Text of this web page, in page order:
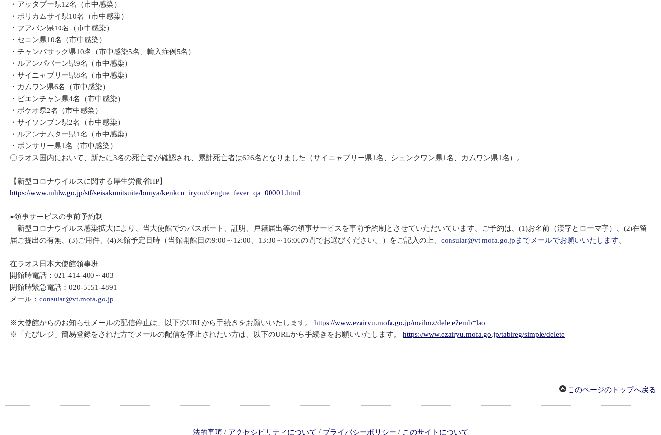
・アッタプー県12名（市中感染）
・ボリカムサイ県10名（市中感染）
・フアパン県10名（市中感染）
・セコン県10名（市中感染）
・チャンパサック県10名（市中感染5名、輸入症例5名）
・ルアンパバーン県9名（市中感染）
・サイニャブリー県8名（市中感染）
・カムワン県6名（市中感染）
・ビエンチャン県4名（市中感染）
・ボケオ県2名（市中感染）
・サイソンブン県2名（市中感染）
・ルアンナムター県1名（市中感染）
・ポンサリー県1名（市中感染）
〇ラオス国内において、新たに3名の死亡者が確認され、累計死亡者は626名となりました（サイニャブリー県1名、シェンクワン県1名、カムワン県1名）。
【新型コロナウイルスに関する厚生労働省HP】
https://www.mhlw.go.jp/stf/seisakunitsuite/bunya/kenkou_iryou/dengue_fever_qa_00001.html
●領事サービスの事前予約制
新型コロナウイルス感染拡大により、当大使館でのパスポート、証明、戸籍届出等の領事サービスを事前予約制とさせていただいています。ご予約は、(1)お名前（漢字とローマ字）、(2)在留
届ご提出の有無、(3)ご用件、(4)来館予定日時（当館開館日の9:00～12:00、13:30～16:00の間でお選びください。）をご記入の上、 consular@vt.mofa.go.jpまでメールでお願いいたします。
在ラオス日本大使館領事班
開館時電話：021-414-400～403
閉館時緊急電話：020-5551-4891
メール： consular@vt.mofa.go.jp
※大使館からのお知らせメールの配信停止は、以下のURLから手続きをお願いいたします。 https://www.ezairyu.mofa.go.jp/mailmz/delete?emb=lao
※「たびレジ」簡易登録をされた方でメールの配信を停止されたい方は、以下のURLから手続きをお願いいたします。 https://www.ezairyu.mofa.go.jp/tabireg/simple/delete
このページのトップへ戻る
法的事項 / アクセシビリティについて / プライバシーポリシー / このサイトについて